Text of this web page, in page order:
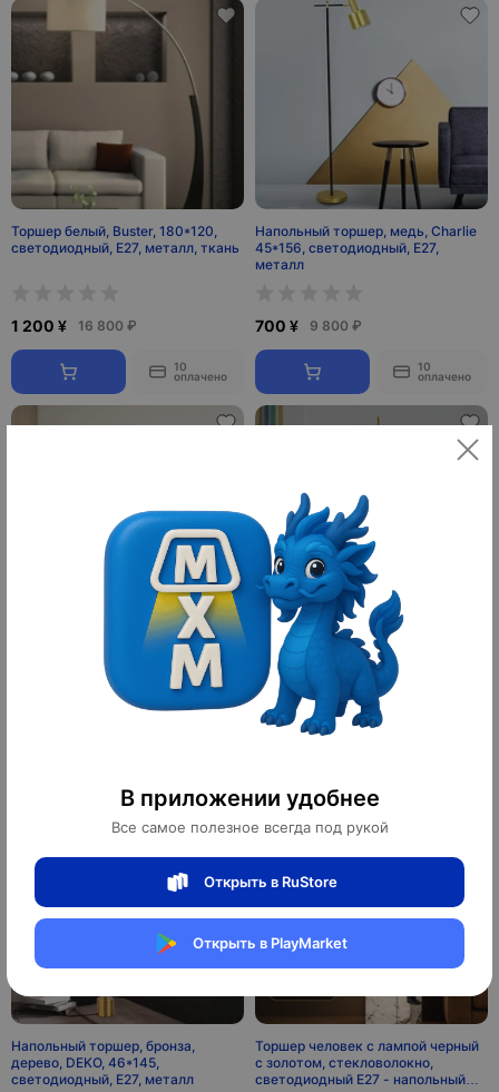
В приложении удобнее
Все самое полезное всегда под рукой
Открыть в RuStore
Открыть в PlayMarket
Торшер белый, Buster, 180*120,
светодиодный, E27, металл, ткань
1 200 ¥ 16 800 ₽
10
оплачено
Напольный торшер, медь, Charlie
45*156, светодиодный, E27,
металл
700 ¥ 9 800 ₽
10
оплачено
Напольный торшер, золото,
Cooper 50*160, светодиодный,
Напольный торшер, медь, ESTER
93*163, светодиодный, G9,
металл
1 300 ¥ 18 200 ₽
Напольный торшер, бронза,
дерево, DEKO, 46*145,
светодиодный, E27, металл
Торшер человек с лампой черный
с золотом, стекловолокно,
светодиодный E27 - напольный